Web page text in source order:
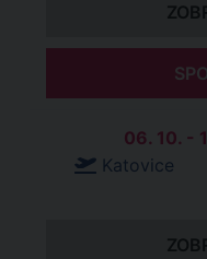
06. 10. -
Katovice